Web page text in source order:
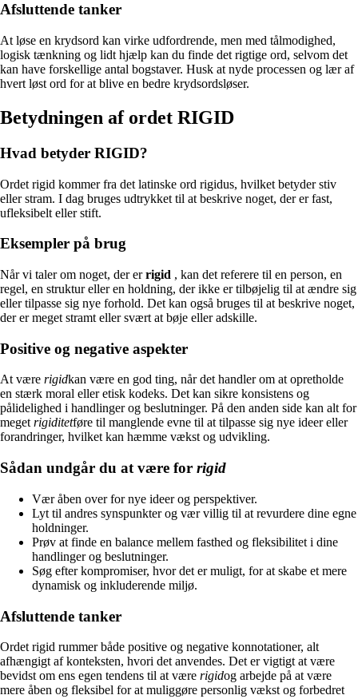
Afsluttende tanker
At løse en krydsord kan virke udfordrende, men med tålmodighed,
logisk tænkning og lidt hjælp kan du finde det rigtige ord, selvom det
kan have forskellige antal bogstaver. Husk at nyde processen og lær af
hvert løst ord for at blive en bedre krydsordsløser.
Betydningen af ordet RIGID
Hvad betyder RIGID?
Ordet rigid kommer fra det latinske ord rigidus, hvilket betyder stiv
eller stram. I dag bruges udtrykket til at beskrive noget, der er fast,
ufleksibelt eller stift.
Eksempler på brug
Når vi taler om noget, der errigid , kan det referere til en person, en
regel, en struktur eller en holdning, der ikke er tilbøjelig til at ændre sig
eller tilpasse sig nye forhold. Det kan også bruges til at beskrive noget,
der er meget stramt eller svært at bøje eller adskille.
Positive og negative aspekter
At være rigidkan være en god ting, når det handler om at opretholde
en stærk moral eller etisk kodeks. Det kan sikre konsistens og
pålidelighed i handlinger og beslutninger. På den anden side kan alt for
megetrigiditetføre til manglende evne til at tilpasse sig nye ideer eller
forandringer, hvilket kan hæmme vækst og udvikling.
Sådan undgår du at være for rigid
Vær åben over for nye ideer og perspektiver.
Lyt til andres synspunkter og vær villig til at revurdere dine egne
holdninger.
Prøv at finde en balance mellem fasthed og fleksibilitet i dine
handlinger og beslutninger.
Søg efter kompromiser, hvor det er muligt, for at skabe et mere
dynamisk og inkluderende miljø.
Afsluttende tanker
Ordet rigid rummer både positive og negative konnotationer, alt
afhængigt af konteksten, hvori det anvendes. Det er vigtigt at være
bevidst om ens egen tendens til at være rigidog arbejde på at være
mere åben og fleksibel for at muliggøre personlig vækst og forbedret